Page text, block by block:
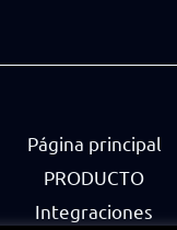
Página principal
PRODUCTO
Integraciones